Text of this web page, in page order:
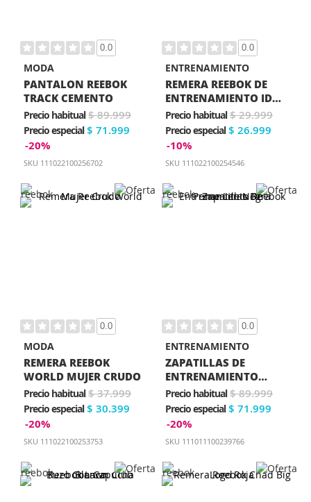
0.0
MODA
PANTALON REEBOK
TRACK CEMENTO
Precio habitual $ 89.999
Precio especial $ 71.999
-20%
SKU 111022100256702
0.0
ENTRENAMIENTO
REMERA REEBOK DE
ENTRENAMIENTO ID
MUJER ROSA
Precio habitual $ 29.999
Precio especial $ 26.999
-10%
SKU 111022100254546
0.0
MODA
REMERA REEBOK
WORLD MUJER CRUDO
Precio habitual $ 37.999
Precio especial $ 30.399
-20%
SKU 111022100253753
0.0
ENTRENAMIENTO
ZAPATILLAS DE
ENTRENAMIENTO
REEBOK PRIME LITE
NEGRA
Precio habitual $ 89.999
Precio especial $ 71.999
-20%
SKU 111011100239766